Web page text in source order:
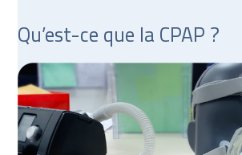
Qu’est-ce que la CPAP ?